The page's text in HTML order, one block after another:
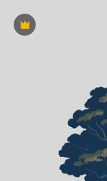
Premium